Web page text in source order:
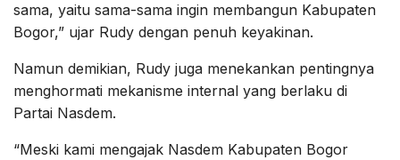
sama, yaitu sama-sama ingin membangun Kabupaten
Bogor,” ujar Rudy dengan penuh keyakinan.
Namun demikian, Rudy juga menekankan pentingnya
menghormati mekanisme internal yang berlaku di
Partai Nasdem.
“Meski kami mengajak Nasdem Kabupaten Bogor